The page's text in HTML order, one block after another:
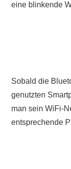
eine blinkende
Sobald die
genutzten
man sein WiFi-
entsprechende